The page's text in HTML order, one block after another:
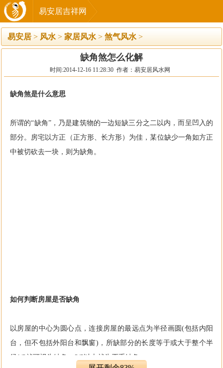
易安居吉祥网
易安居 > 风水 > 家居风水 > 煞气风水 >
缺角煞怎么化解
时间:2014-12-16 11:28:30 作者：易安居风水网
缺角煞是什么意思
所谓的“缺角”，乃是建筑物的一边短缺三分之二以内，而呈凹入的
部分。房宅以方正（正方形、长方形）为佳，某位缺少一角如方正
中被切砍去一块，则为缺角。
如何判断房屋是否缺角
以房屋的中心为圆心点，连接房屋的最远点为半径画圆(包括内阳
台，但不包括外阳台和飘窗)，所缺部分的长度等于或大于整个半
径1/2就可视为缺角，2/3以上就为严重缺角。